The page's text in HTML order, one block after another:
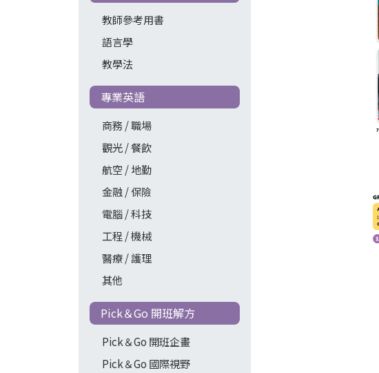
教師參考用書
語言學
教學法
專業英語
商務 / 職場
觀光 / 餐飲
航空 / 地勤
金融 / 保險
電腦 / 科技
工程 / 機械
醫療 / 護理
其他
Pick＆Go 開班解方
Pick＆Go 開班企畫
Pick＆Go 國際視野